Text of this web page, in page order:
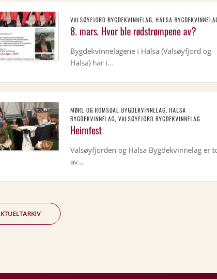
VALSØYFJORD BYGDEKVINNELAG, HALSA
8. mars. Hvor ble rødstrømpene av?
Bygdekvinnelagene i Halsa (Valsøyfjord og
Halsa) har i…
MØRE OG ROMSDAL BYGDEKVINNELAG, HALSA
BYGDEKVINNELAG, VALSØYFJORD BYGDEKVINNELAG
Heimfest
Valsøyfjorden og Halsa Bygdekvinnelag er
av…